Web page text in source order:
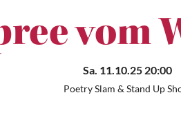
vom
Sa. 11.10.25 20:00
Poetry Slam & Stand Up